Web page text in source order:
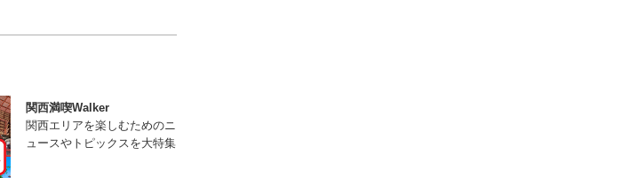
関西満喫Walker
関西エリアを楽しむためのニ
ュースやトピックスを大特集